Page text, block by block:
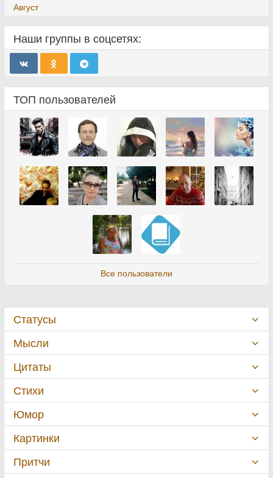
Август
Наши группы в соцсетях:
ТОП пользователей
Все пользователи
Статусы
Мысли
Цитаты
Стихи
Юмор
Картинки
Притчи